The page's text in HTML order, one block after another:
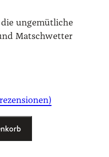
ungemütliche
Matschwetter